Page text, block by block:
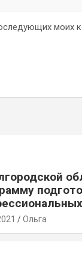
моих
Ольга